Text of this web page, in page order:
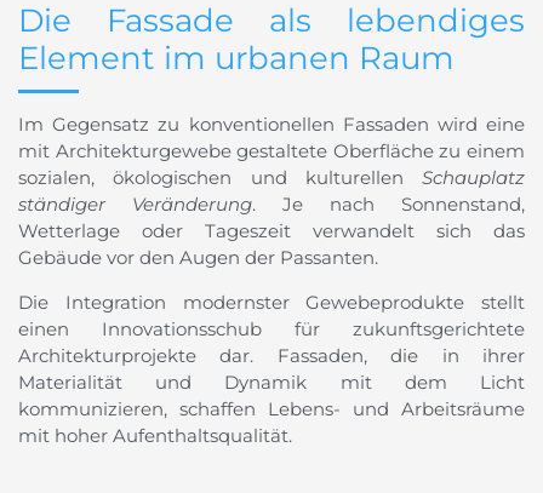
Die Fassade als lebendiges
Element im urbanen Raum
Im Gegensatz zu konventionellen Fassaden wird eine
mit Architekturgewebe gestaltete Oberfläche zu einem
sozialen, ökologischen und kulturellen Schauplatz
ständiger Veränderung. Je nach Sonnenstand,
Wetterlage oder Tageszeit verwandelt sich das
Gebäude vor den Augen der Passanten.
Die Integration modernster Gewebeprodukte stellt
einen Innovationsschub für zukunftsgerichtete
Architekturprojekte dar. Fassaden, die in ihrer
Materialität und Dynamik mit dem Licht
kommunizieren, schaffen Lebens- und Arbeitsräume
mit hoher Aufenthaltsqualität.